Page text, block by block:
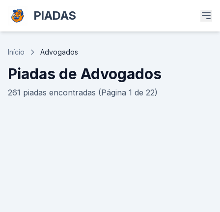
PIADAS
Início Advogados
Piadas de Advogados
261 piadas encontradas (Página 1 de 22)